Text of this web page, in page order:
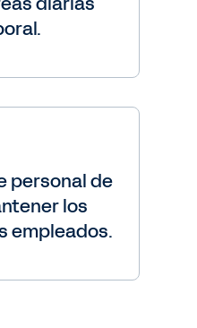
personal de
los
empleados.